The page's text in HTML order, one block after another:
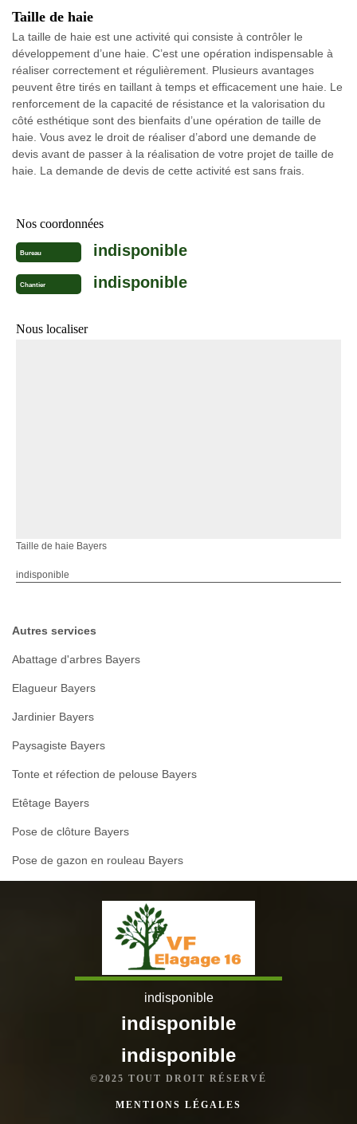
Taille de haie
La taille de haie est une activité qui consiste à contrôler le
développement d’une haie. C’est une opération indispensable à
réaliser correctement et régulièrement. Plusieurs avantages
peuvent être tirés en taillant à temps et efficacement une haie. Le
renforcement de la capacité de résistance et la valorisation du
côté esthétique sont des bienfaits d’une opération de taille de
haie. Vous avez le droit de réaliser d’abord une demande de
devis avant de passer à la réalisation de votre projet de taille de
haie. La demande de devis de cette activité est sans frais.
Nos coordonnées
Bureau indisponible
Chantier indisponible
Nous localiser
Taille de haie Bayers
indisponible
Autres services
Abattage d'arbres Bayers
Elagueur Bayers
Jardinier Bayers
Paysagiste Bayers
Tonte et réfection de pelouse Bayers
Etêtage Bayers
Pose de clôture Bayers
Pose de gazon en rouleau Bayers
indisponible
indisponible
indisponible
©2025 TOUT DROIT RÉSERVÉ
MENTIONS LÉGALES